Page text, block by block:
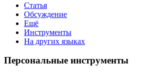
Статья
Обсуждение
Ещё
Инструменты
На других языках
Персональные инструменты